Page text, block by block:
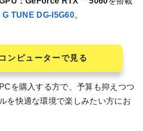
G TUNE DG-I5G60。
ンピューターで見る
を購入する方で、予算も抑えつつ
を快適な環境で楽しみたい方にお